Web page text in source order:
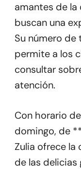
amantes de la
buscan una
Su número de
permite a los
consultar
atención.
Con horario
domingo, de
Zulia ofrece
de las delicias